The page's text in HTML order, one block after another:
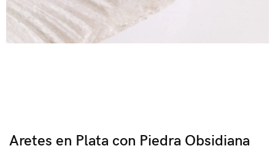
Aretes en Plata con Piedra Obsidiana